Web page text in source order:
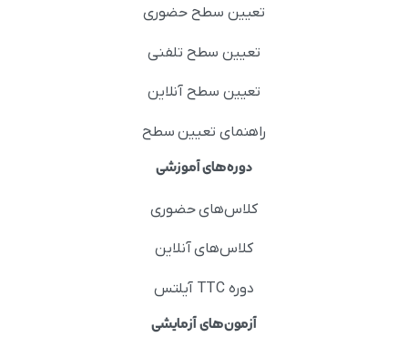
تعیین سطح حضوری
تعیین سطح تلفنی
تعیین سطح آنلاین
راهنمای تعیین سطح
دوره‌های آموزشی
کلاس‌های حضوری
کلاس‌های آنلاین
دوره TTC آیلتس
آزمون‌های آزمایشی